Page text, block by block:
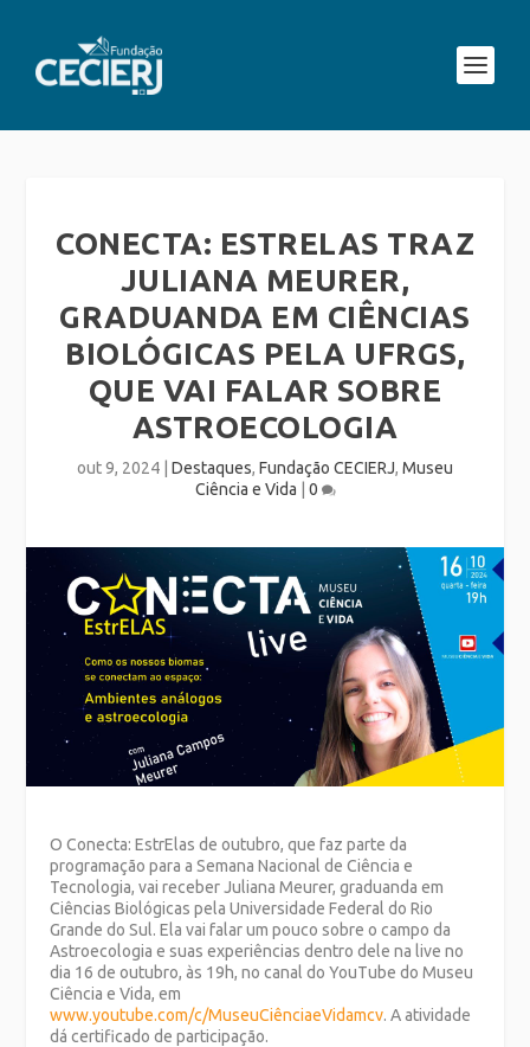
CONECTA: ESTRELAS TRAZ
JULIANA MEURER,
GRADUANDA EM CIÊNCIAS
BIOLÓGICAS PELA UFRGS,
QUE VAI FALAR SOBRE
ASTROECOLOGIA
out 9, 2024 Destaques, Fundação CECIERJ, Museu
Ciência e Vida
0
O Conecta: EstrElas de outubro, que faz parte da
programação para a Semana Nacional de Ciência e
Tecnologia, vai receber Juliana Meurer, graduanda em
Ciências Biológicas pela Universidade Federal do Rio
Grande do Sul. Ela vai falar um pouco sobre o campo da
Astroecologia e suas experiências dentro dele na live no
dia 16 de outubro, às 19h, no canal do YouTube do Museu
Ciência e Vida, em
www.youtube.com/c/MuseuCiênciaeVidamcv. A atividade
dá certificado de participação.